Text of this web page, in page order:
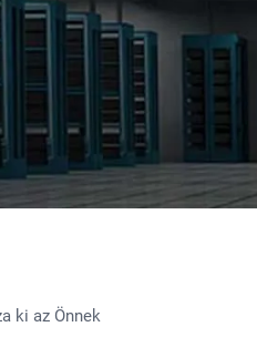
ki az Önnek